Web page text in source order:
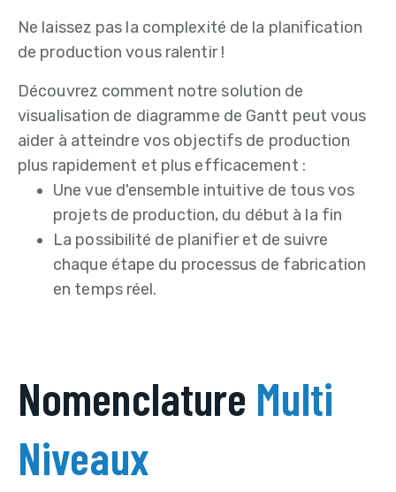
Ne laissez pas la complexité de la planification
de production vous ralentir !
Découvrez comment notre solution de
visualisation de diagramme de Gantt peut vous
aider à atteindre vos objectifs de production
plus rapidement et plus efficacement :
Une vue d'ensemble intuitive de tous vos
projets de production, du début à la fin
La possibilité de planifier et de suivre
chaque étape du processus de fabrication
en temps réel.
Nomenclature Multi
Niveaux